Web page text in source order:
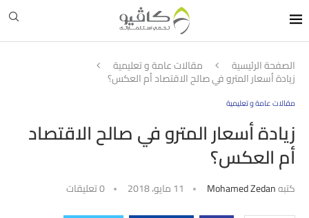
الصفحة الرئيسية مقالات عامة و تعليمية
زيادة أسعار المترو في صالح الاقتصاد أم العكس؟
مقالات عامة و تعليمية
زيادة أسعار المترو في صالح الاقتصاد
أم العكس؟
كتبهMohamed Zedan 11 مايو، 2018 0 تعليقات